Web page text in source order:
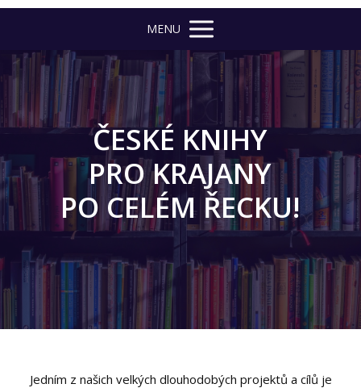
MENU
ČESKÉ KNIHY
PRO KRAJANY
PO CELÉM ŘECKU!
Jedním z našich velkých dlouhodobých projektů a cílů je